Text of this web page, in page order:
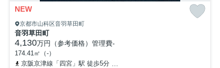
NEW
京都市山科区音羽草田町
音羽草田町
4,130万円（参考価格） 管理費-
174.41㎡（-）
京阪京津線「四宮」駅 徒歩5分